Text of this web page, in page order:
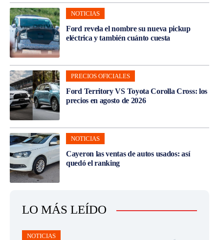
NOTICIAS
Ford revela el nombre su nueva pickup
eléctrica y también cuánto cuesta
PRECIOS OFICIALES
Ford Territory VS Toyota Corolla Cross: los
precios en agosto de 2026
NOTICIAS
Cayeron las ventas de autos usados: así
quedó el ranking
LO MÁS LEÍDO
NOTICIAS